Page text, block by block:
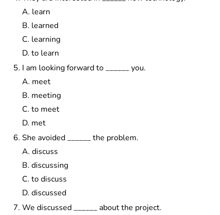
A. learn
B. learned
C. learning
D. to learn
I am looking forward to ______ you.
A. meet
B. meeting
C. to meet
D. met
She avoided ______ the problem.
A. discuss
B. discussing
C. to discuss
D. discussed
We discussed ______ about the project.